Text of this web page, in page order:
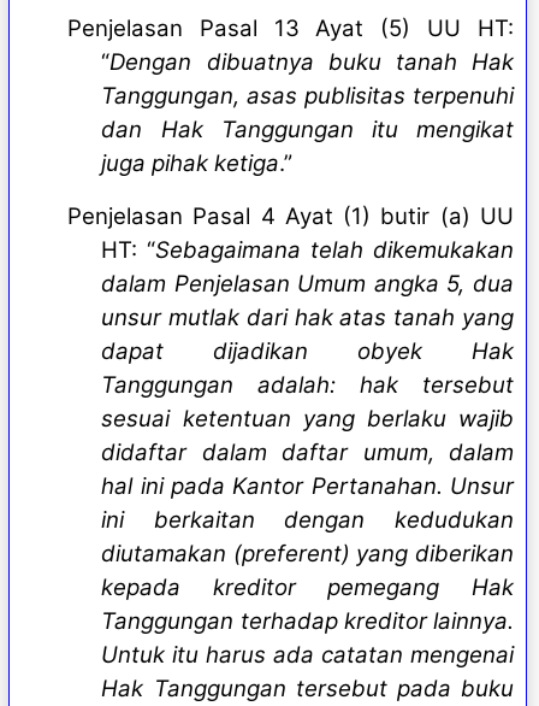
Penjelasan Pasal 13 Ayat (5) UU HT:
“Dengan dibuatnya buku tanah Hak
Tanggungan, asas publisitas terpenuhi
dan Hak Tanggungan itu mengikat
juga pihak ketiga.”
Penjelasan Pasal 4 Ayat (1) butir (a) UU
HT: “Sebagaimana telah dikemukakan
dalam Penjelasan Umum angka 5, dua
unsur mutlak dari hak atas tanah yang
dapat dijadikan obyek Hak
Tanggungan adalah: hak tersebut
sesuai ketentuan yang berlaku wajib
didaftar dalam daftar umum, dalam
hal ini pada Kantor Pertanahan. Unsur
ini berkaitan dengan kedudukan
diutamakan (preferent) yang diberikan
kepada kreditor pemegang Hak
Tanggungan terhadap kreditor lainnya.
Untuk itu harus ada catatan mengenai
Hak Tanggungan tersebut pada buku